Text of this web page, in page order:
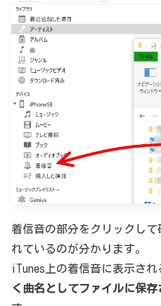
着信音の部分をクリックし
れているのが分かります。
iTunes上の着信音に表示され
く曲名としてファイルに保